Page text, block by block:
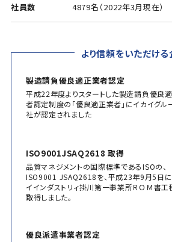
社員数 4879名（2022年3月現在）
より信頼をいただける
製造請負優良適正業者認定
平成22年度よりスタートした製造請負優良
者認定制度の「優良適正業者」にイカイグル
社が認定されました
ISO9001JSAQ2618 取得
品質マネジメントの国際標準であるISOの、
ISO9001 JSAQ2618を、平成23年9月5日
イインダストリィ掛川第一事業所ＲＯＭ書工
取得しました。
優良派遣事業者認定